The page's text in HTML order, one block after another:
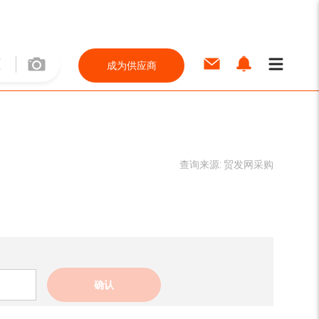
成为供应商
查询来源: 贸发网采购
确认